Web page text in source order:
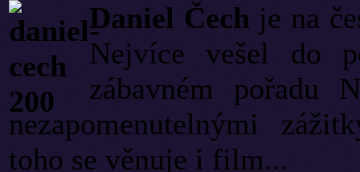
Daniel Čechje na
Nejvíce vešel do
zábavném pořadu
nezapomenutelnými
toho se věnuje i film...